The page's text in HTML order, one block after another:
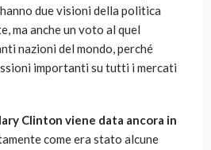
due visioni della politica
ma anche un voto al quel
nazioni del mondo, perché
importanti su tutti i mercati
Clinton viene data ancora in
come era stato alcune